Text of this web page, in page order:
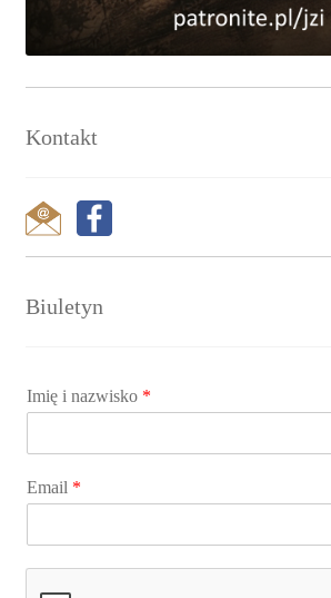
Kontakt
Biuletyn
Imię i nazwisko *
Email *